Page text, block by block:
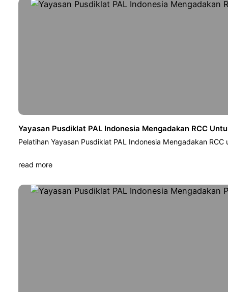
Yayasan Pusdiklat PAL Indonesia Mengadakan RCC
Pelatihan Yayasan Pusdiklat PAL Indonesia Mengadakan
read more